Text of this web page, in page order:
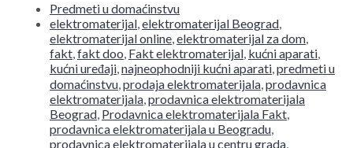
Predmeti u domaćinstvu
elektromaterijal,elektromaterijal Beograd,
elektromaterijal online,elektromaterijal za dom,
fakt,fakt doo, Fakt elektromaterijal, kućni aparati,
kućni uređaji,najneophodniji kućni aparati,predmeti u
domaćinstvu,prodaja elektromaterijala,prodavnica
elektromaterijala,prodavnica elektromaterijala
Beograd, Prodavnica elektromaterijala Fakt,
prodavnica elektromaterijala u Beogradu,
prodavnica elektromaterijala u centru grada,